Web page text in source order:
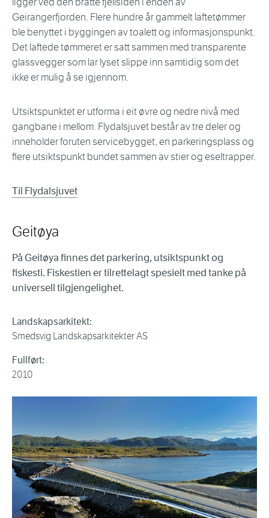
Geirangerfjorden. Flere hundre år gammelt laftetømmer
ble benyttet i byggingen av toalett og informasjonspunkt.
Det laftede tømmeret er satt sammen med transparente
glassvegger som lar lyset slippe inn samtidig som det
ikke er mulig å se igjennom.
Utsiktspunktet er utforma i eit øvre og nedre nivå med
gangbane i mellom. Flydalsjuvet består av tre deler og
inneholder foruten servicebygget, en parkeringsplass og
flere utsiktspunkt bundet sammen av stier og eseltrapper.
Til Flydalsjuvet
Geitøya
På Geitøya finnes det parkering, utsiktspunkt og
fiskesti. Fiskestien er tilrettelagt spesielt med tanke på
universell tilgjengelighet.
Landskapsarkitekt:
Smedsvig Landskapsarkitekter AS
Fullført:
2010